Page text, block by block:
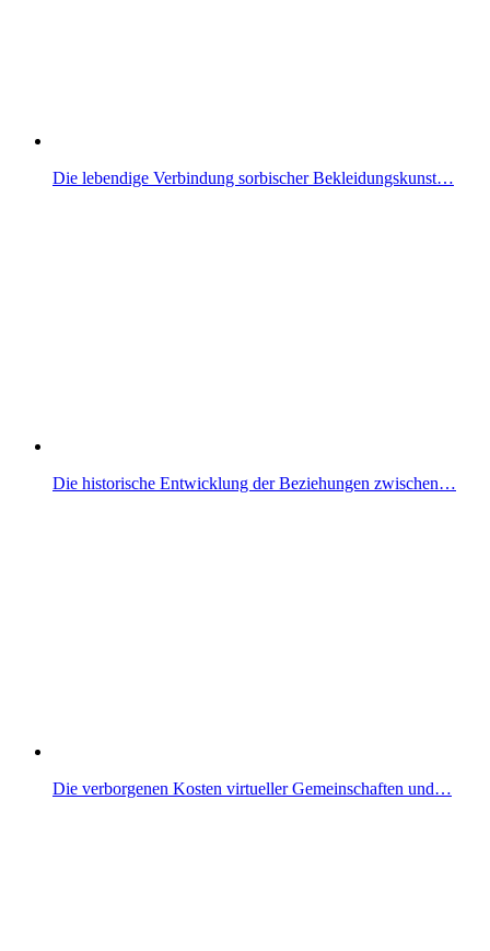
Die lebendige Verbindung sorbischer Bekleidungskunst…
Die historische Entwicklung der Beziehungen zwischen…
Die verborgenen Kosten virtueller Gemeinschaften und…